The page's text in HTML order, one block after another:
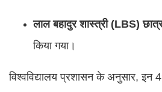
लाल बहादुर शास्त्री (LBS)
किया गया।
विश्वविद्यालय प्रशासन के अनुसार,